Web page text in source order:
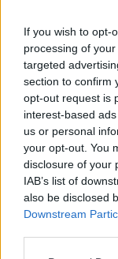
If you wish to opt-
processing of
targeted
section to confirm
opt-out request is
interest-based
us or personal
your opt-out. You
disclosure of your
IAB’s list of
also be disclosed
Downstream
Κάλλους,
λαμβάνοντας
Δημοτικής
ΡΑΑΕΥ.